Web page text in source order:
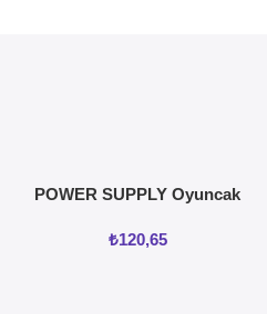
POWER SUPPLY Oyuncak
₺120,65